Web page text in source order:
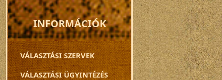
INFORMÁCIÓK
VÁLASZTÁSI SZERVEK
VÁLASZTÁSI ÜGYINTÉZÉS